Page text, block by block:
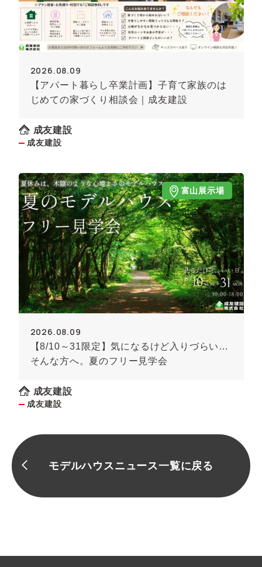
2026.08.09
【アパート暮らし卒業計画】子育て家族のは
じめての家づくり相談会｜成友建設
成友建設
成友建設
富山展示場
2026.08.09
【8/10～31限定】気になるけど入りづらい…
そんな方へ。夏のフリー見学会
成友建設
成友建設
モデルハウスニュース一覧に戻る